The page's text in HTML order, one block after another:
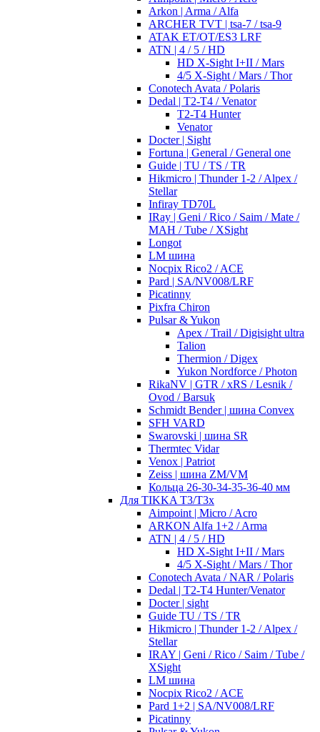
Arkon | Arma / Alfa
ARCHER TVT | tsa-7 / tsa-9
ATAK ET/OT/ES3 LRF
ATN | 4 / 5 / HD
HD X-Sight I+II / Mars
4/5 X-Sight / Mars / Thor
Conotech Avata / Polaris
Dedal | T2-T4 / Venator
T2-T4 Hunter
Venator
Docter | Sight
Fortuna | General / General one
Guide | TU / TS / TR
Hikmicro | Thunder 1-2 / Alpex /
Stellar
Infiray TD70L
IRay | Geni / Rico / Saim / Mate /
MAH / Tube / XSight
Longot
LM шина
Nocpix Rico2 / ACE
Pard | SA/NV008/LRF
Picatinny
Pixfra Chiron
Pulsar & Yukon
Apex / Trail / Digisight ultra
Talion
Thermion / Digex
Yukon Nordforce / Photon
RikaNV | GTR / xRS / Lesnik /
Ovod / Barsuk
Schmidt Bender | шина Convex
SFH VARD
Swarovski | шина SR
Thermtec Vidar
Venox | Patriot
Zeiss | шина ZM/VM
Кольца 26-30-34-35-36-40 мм
Для TIKKA T3/T3x
Aimpoint | Micro / Acro
ARKON Alfa 1+2 / Arma
ATN | 4 / 5 / HD
HD X-Sight I+II / Mars
4/5 X-Sight / Mars / Thor
Conotech Avata / NAR / Polaris
Dedal | T2-T4 Hunter/Venator
Docter | sight
Guide TU / TS / TR
Hikmicro | Thunder 1-2 / Alpex /
Stellar
IRAY | Geni / Rico / Saim / Tube /
XSight
LM шина
Nocpix Rico2 / ACE
Pard 1+2 | SA/NV008/LRF
Picatinny